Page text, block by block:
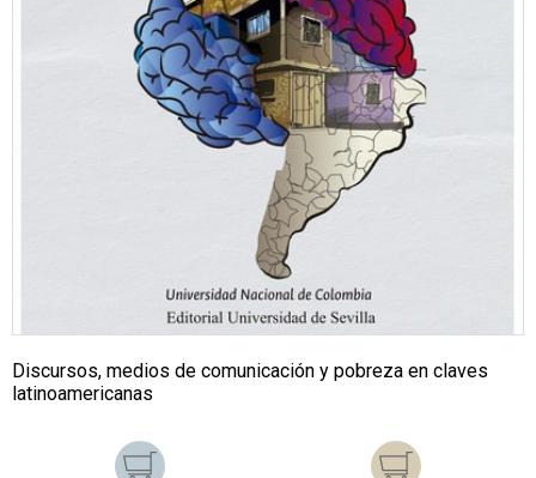
Discursos, medios de comunicación y pobreza en claves
latinoamericanas